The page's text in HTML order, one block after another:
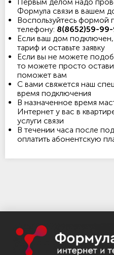
Формула связи в вашем
Воспользуйтесь формой
телефону: 8(8652)59-
Если ваш дом
тариф и оставьте заявку
Если вы не можете
то можете просто
поможет вам
С вами свяжется наш
время подключения
В назначенное время
Интернет у вас в
услуги связи
В течении часа после
оплатить абонентскую